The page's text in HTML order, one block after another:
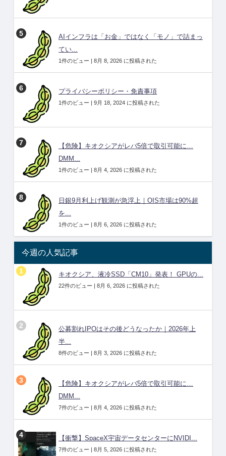
AIインフラは「お金」ではなく「モノ」で詰まっ
てい...
1件のビュー 8月 8, 2026 に投稿された
プライバシーポリシー・免責事項
1件のビュー 9月 18, 2024 に投稿された
【危険】キオクシアがレバ5倍で取引可能に…
DMM...
1件のビュー 8月 4, 2026 に投稿された
日銀9月利上げ観測が急浮上｜OIS市場は90%超
を...
1件のビュー 8月 6, 2026 に投稿された
今週の人気記事
キオクシア、液冷SSD「CM10」発表！ GPUの...
22件のビュー 8月 6, 2026 に投稿された
公募割れIPOはその後どうなったか｜2026年上
半...
8件のビュー 8月 3, 2026 に投稿された
【危険】キオクシアがレバ5倍で取引可能に…
DMM...
7件のビュー 8月 4, 2026 に投稿された
【衝撃】SpaceX宇宙データセンターにNVIDI...
7件のビュー 8月 5, 2026 に投稿された